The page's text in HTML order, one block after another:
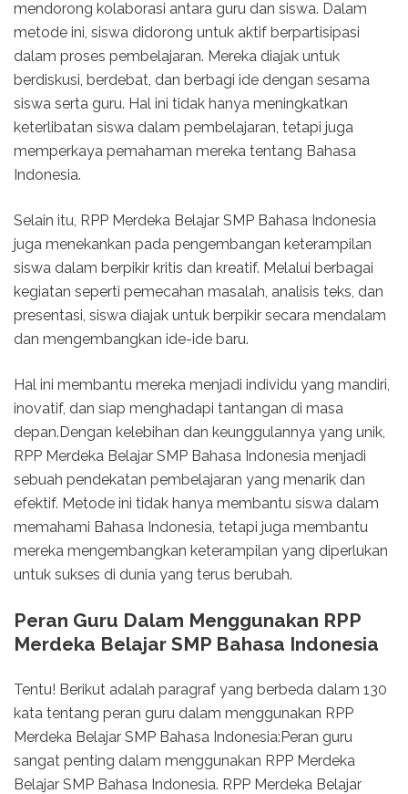
mendorong kolaborasi antara guru dan siswa. Dalam
metode ini, siswa didorong untuk aktif berpartisipasi
dalam proses pembelajaran. Mereka diajak untuk
berdiskusi, berdebat, dan berbagi ide dengan sesama
siswa serta guru. Hal ini tidak hanya meningkatkan
keterlibatan siswa dalam pembelajaran, tetapi juga
memperkaya pemahaman mereka tentang Bahasa
Indonesia.
Selain itu, RPP Merdeka Belajar SMP Bahasa Indonesia
juga menekankan pada pengembangan keterampilan
siswa dalam berpikir kritis dan kreatif. Melalui berbagai
kegiatan seperti pemecahan masalah, analisis teks, dan
presentasi, siswa diajak untuk berpikir secara mendalam
dan mengembangkan ide-ide baru.
Hal ini membantu mereka menjadi individu yang mandiri,
inovatif, dan siap menghadapi tantangan di masa
depan.Dengan kelebihan dan keunggulannya yang unik,
RPP Merdeka Belajar SMP Bahasa Indonesia menjadi
sebuah pendekatan pembelajaran yang menarik dan
efektif. Metode ini tidak hanya membantu siswa dalam
memahami Bahasa Indonesia, tetapi juga membantu
mereka mengembangkan keterampilan yang diperlukan
untuk sukses di dunia yang terus berubah.
Peran Guru Dalam Menggunakan RPP
Merdeka Belajar SMP Bahasa Indonesia
Tentu! Berikut adalah paragraf yang berbeda dalam 130
kata tentang peran guru dalam menggunakan RPP
Merdeka Belajar SMP Bahasa Indonesia:Peran guru
sangat penting dalam menggunakan RPP Merdeka
Belajar SMP Bahasa Indonesia. RPP Merdeka Belajar